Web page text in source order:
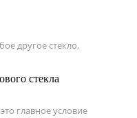
другое стекло,
стекла
главное условие